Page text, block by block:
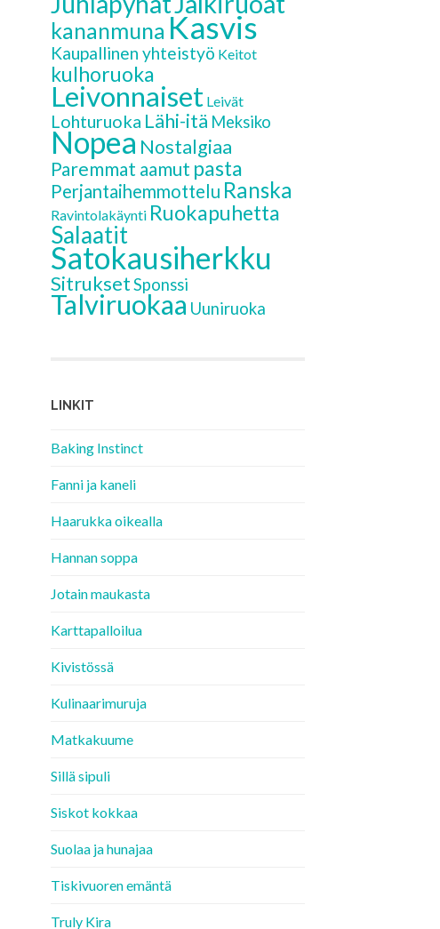
kananmuna Kasvis
Kaupallinen yhteistyö Keitot
kulhoruoka
Leivonnaiset Leivät
Lohturuoka Lähi-itä Meksiko
Nopea Nostalgiaa
Paremmat aamut pasta
Perjantaihemmottelu Ranska
Ravintolakäynti Ruokapuhetta
Salaatit
Satokausiherkku
SitruksetSponssi
Talviruokaa Uuniruoka
LINKIT
Baking Instinct
Fanni ja kaneli
Haarukka oikealla
Hannan soppa
Jotain maukasta
Karttapalloilua
Kivistössä
Kulinaarimuruja
Matkakuume
Sillä sipuli
Siskot kokkaa
Suolaa ja hunajaa
Tiskivuoren emäntä
Truly Kira